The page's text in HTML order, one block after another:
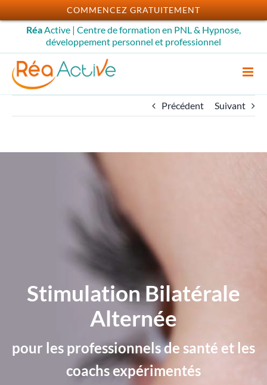
Passer
au
contenu
RéaActive | Centre de formation en PNL & Hypnose,
développement personnel et professionnel
Précédent Suivant
Stimulation Bilatérale
Alternée
pour les professionnels de santé et les
coachs expérimentés
COMMENCEZ GRATUITEMENT